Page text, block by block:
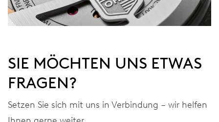
SIE MÖCHTEN UNS ETWAS
FRAGEN?
Setzen Sie sich mit uns in Verbindung – wir helfen